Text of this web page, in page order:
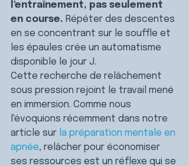
l'entraînement, pas seulement
en course. Répéter des descentes
en se concentrant sur le souffle et
les épaules crée un automatisme
disponible le jour J.
Cette recherche de relâchement
sous pression rejoint le travail mené
en immersion. Comme nous
l'évoquions récemment dans notre
article sur la préparation mentale en
apnée, relâcher pour économiser
ses ressources est un réflexe qui se